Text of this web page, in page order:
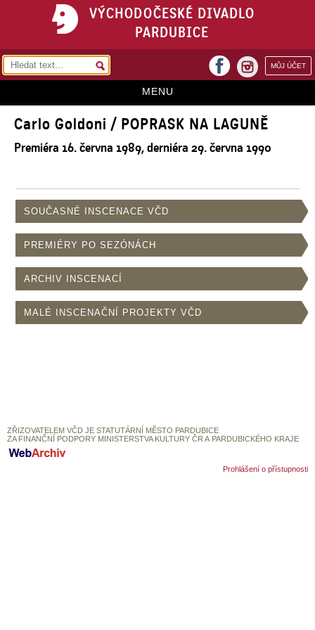
VÝCHODOČESKÉ DIVADLO
PARDUBICE
MŮJ ÚČET
facebook
MENU
HOME
PROGRAM
VSTUPENKY
PŘEDPLATNÉ
KONTAKTY
O DIVADLE
SOUBOR
Carlo Goldoni / POPRASK NA LAGUNĚ
Premiéra 16. června 1989, derniéra 29. června 1990
SOUČASNÉ INSCENACE VČD
PREMIÉRY PO SEZÓNÁCH
ARCHIV INSCENACÍ
MALÉ INSCENAČNÍ PROJEKTY VČD
ZŘIZOVATELEM VČD JE STATUTÁRNÍ MĚSTO PARDUBICE
ZA FINANČNÍ PODPORY MINISTERSTVA KULTURY ČR A PARDUBICKÉHO KRAJE
Prohlášení o přístupnosti